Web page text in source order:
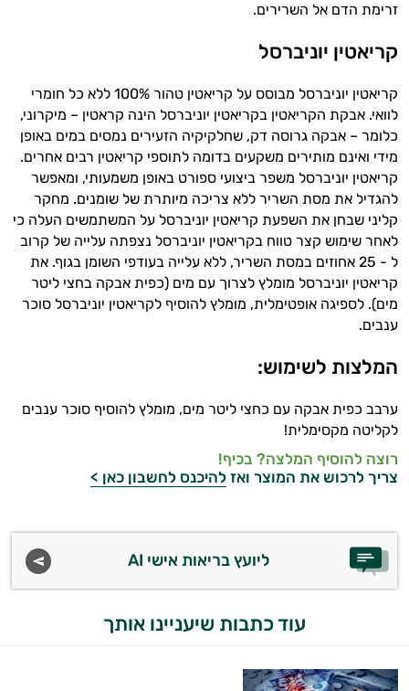
זרימת הדם אל השרירים.
קריאטין יוניברסל
קריאטין יוניברסל מבוסס על קריאטין טהור 100% ללא כל חומרי
לוואי. אבקת הקריאטין בקריאטין יוניברסל הינה קראטין – מיקרוני,
כלומר – אבקה גרוסה דק, שחלקיקיה הזעירים נמסים במים באופן
מידי ואינם מותירים משקעים בדומה לתוספי קריאטין רבים אחרים.
קריאטין יוניברסל משפר ביצועי ספורט באופן משמעותי, ומאפשר
להגדיל את מסת השריר ללא צריכה מיותרת של שומנים. מחקר
קליני שבחן את השפעת קריאטין יוניברסל על המשתמשים העלה כי
לאחר שימוש קצר טווח בקריאטין יוניברסל נצפתה עלייה של קרוב
ל - 25 אחוזים במסת השריר, ללא עלייה בעודפי השומן בגוף. את
קריאטין יוניברסל מומלץ לצרוך עם מים (כפית אבקה בחצי ליטר
מים). לספיגה אופטימלית, מומלץ להוסיף לקריאטין יוניברסל סוכר
ענבים.
המלצות לשימוש:
ערבב כפית אבקה עם כחצי ליטר מים, מומלץ להוסיף סוכר ענבים
לקליטה מקסימלית!
רוצה להוסיף המלצה? בכיף!
צריך לרכוש את המוצר ואז להיכנס לחשבון כאן >
ליועץ בריאות אישי AI
עוד כתבות שיעניינו אותך